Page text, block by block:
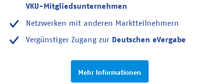
VKU-Mitgliedsunternehmen
Netzwerken mit anderen Marktteilnehmern
Vergünstiger Zugang zur Deutschen eVergabe
Mehr Informationen